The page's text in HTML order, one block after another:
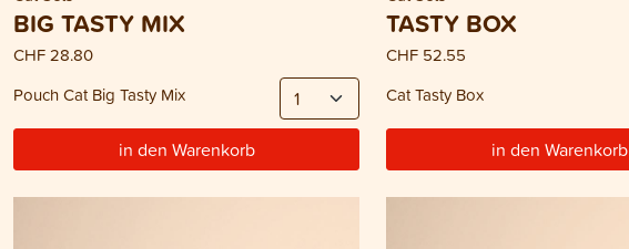
BIG TASTY MIX
CHF 28.80
Pouch Cat Big Tasty Mix
in den Warenkorb
TASTY BOX
CHF 52.55
Cat Tasty Box
in den Warenkorb